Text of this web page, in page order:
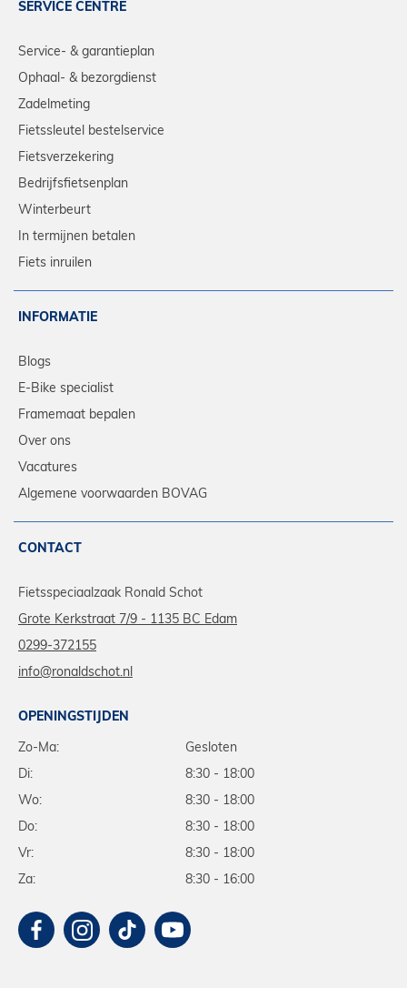
SERVICE CENTRE
Service- & garantieplan
Ophaal- & bezorgdienst
Zadelmeting
Fietssleutel bestelservice
Fietsverzekering
Bedrijfsfietsenplan
Winterbeurt
In termijnen betalen
Fiets inruilen
INFORMATIE
Blogs
E-Bike specialist
Framemaat bepalen
Over ons
Vacatures
Algemene voorwaarden BOVAG
CONTACT
Fietsspeciaalzaak Ronald Schot
Grote Kerkstraat 7/9 - 1135 BC Edam
0299-372155
info@ronaldschot.nl
OPENINGSTIJDEN
Zo-Ma:
Gesloten
Di:
8:30 - 18:00
Wo:
8:30 - 18:00
Do:
8:30 - 18:00
Vr:
8:30 - 18:00
Za:
8:30 - 16:00